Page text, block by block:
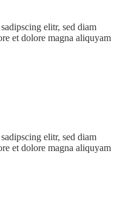
elitr, sed diam
et dolore magna aliquyam
elitr, sed diam
et dolore magna aliquyam